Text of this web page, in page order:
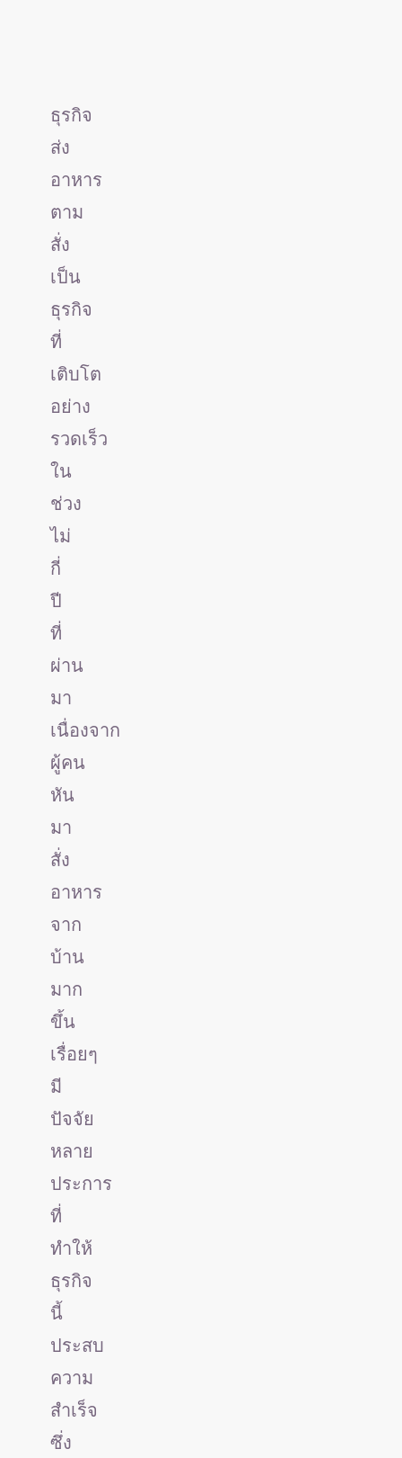
ธุรกิจ
ส่ง
อาหาร
ตาม
สั่ง
เป็น
ธุรกิจ
ที่
เติบโต
อย่าง
รวดเร็ว
ใน
ช่วง
ไม่
กี่
ปี
ที่
ผ่าน
มา
เนื่องจาก
ผู้คน
หัน
มา
สั่ง
อาหาร
จาก
บ้าน
มาก
ขึ้น
เรื่อยๆ
มี
ปัจจัย
หลาย
ประการ
ที่
ทำให้
ธุรกิจ
นี้
ประสบ
ความ
สำเร็จ
ซึ่ง